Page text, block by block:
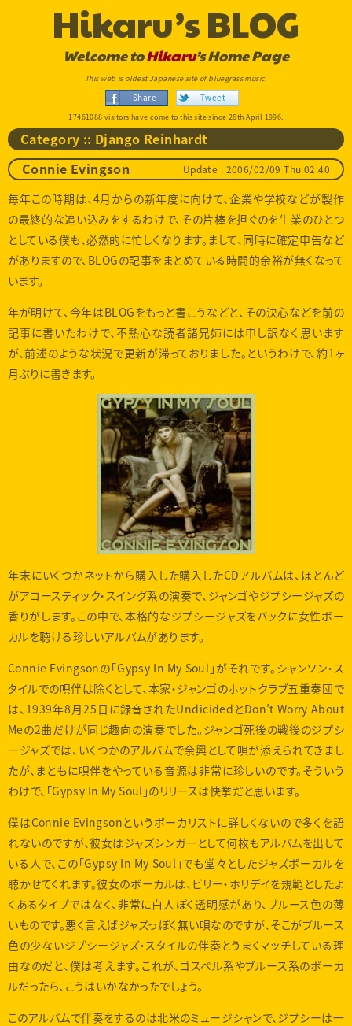
Hikaru’s BLOG
Welcome toHikaru’s Home Page
This web is oldest Japanese site of bluegrass music.
Share Tweet
17461088 visitors have come to this site since 26th April 1996.
Category :: Django Reinhardt
Connie Evingson Update : 2006/02/09 Thu 02:40
毎年この時期は、4月からの新年度に向けて、企業や学校などが製作
の最終的な追い込みをするわけで、その片棒を担ぐのを生業のひとつ
としている僕も、必然的に忙しくなります。まして、同時に確定申告など
がありますので、BLOGの記事をまとめている時間的余裕が無くなって
います。
年が明けて、今年はBLOGをもっと書こうなどと、その決心などを前の
記事に書いたわけで、不熱心な読者諸兄姉には申し訳なく思います
が、前述のような状況で更新が滞っておりました。というわけで、約1ヶ
月ぶりに書きます。
年末にいくつかネットから購入した購入したCDアルバムは、ほとんど
がアコースティック・スイング系の演奏で、ジャンゴやジプシージャズの
香りがします。この中で、本格的なジプシージャズをバックに女性ボー
カルを聴ける珍しいアルバムがあります。
Connie Evingsonの「Gypsy In My Soul」がそれです。シャンソン・ス
タイルでの唄伴は除くとして、本家・ジャンゴのホットクラブ五重奏団で
は、1939年8月25日に録音されたUndicidedとDon’t Worry About
Meの2曲だけが同じ趣向の演奏でした。ジャンゴ死後の戦後のジプシ
ージャズでは、いくつかのアルバムで余興として唄が添えられてきまし
たが、まともに唄伴をやっている音源は非常に珍しいのです。そういう
わけで、「Gypsy In My Soul」のリリースは快挙だと思います。
僕はConnie Evingsonというボーカリストに詳しくないので多くを語
れないのですが、彼女はジャズシンガーとして何枚もアルバムを出して
いる人で、この「Gypsy In My Soul」でも堂々としたジャズボーカルを
聴かせてくれます。彼女のボーカルは、ビリー・ホリデイを規範としたよ
くあるタイプではなく、非常に白人ぽく透明感があり、ブルース色の薄
いものです。悪く言えばジャズっぽく無い唄なのですが、そこがブルース
色の少ないジプシージャズ・スタイルの伴奏とうまくマッチしている理
由なのだと、僕は考えます。これが、ゴスペル系やブルース系のボーカ
ルだったら、こうはいかなかったでしょう。
このアルバムで伴奏をするのは北米のミュージシャンで、ジプシーは一